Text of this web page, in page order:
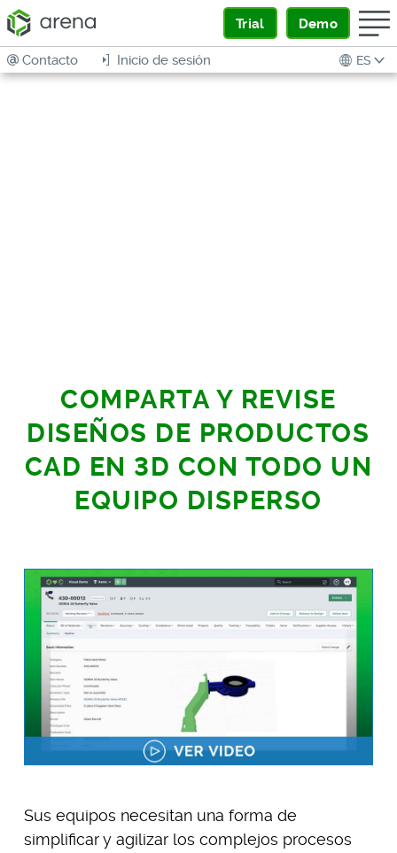
Trial Demo
ES
Inicio de sesión
Contacto
COMPARTA Y REVISE
DISEÑOS DE PRODUCTOS
CAD EN 3D CON TODO UN
EQUIPO DISPERSO
Sus equipos necesitan una forma de
simplificar y agilizar los complejos procesos